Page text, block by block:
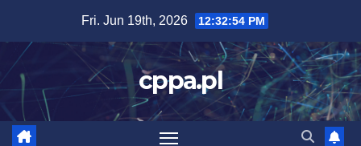
content
Fri. Jun 19th, 2026 12:32:55 PM
cppa.pl